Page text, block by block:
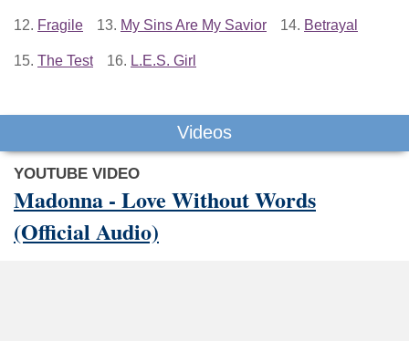
12. Fragile 13. My Sins Are My Savior 14. Betrayal
15. The Test 16. L.E.S. Girl
Videos
YOUTUBE VIDEO
Madonna - Love Without Words
(Official Audio)